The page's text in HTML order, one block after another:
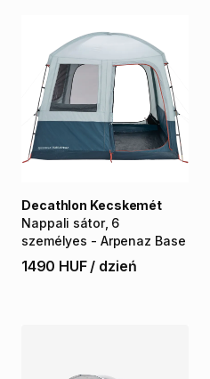
Nappali sátor​,​ 6
személyes - Arpenaz Base
Decathlon Kecskemét
1490 HUF / dzień